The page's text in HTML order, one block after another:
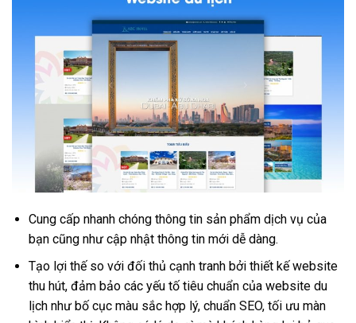
Cung cấp nhanh chóng thông tin sản phẩm dịch vụ của
bạn cũng như cập nhật thông tin mới dễ dàng.
Tạo lợi thế so với đối thủ cạnh tranh bởi thiết kế website
thu hút, đảm bảo các yếu tố tiêu chuẩn của website du
lịch như bố cục màu sắc hợp lý, chuẩn SEO, tối ưu màn